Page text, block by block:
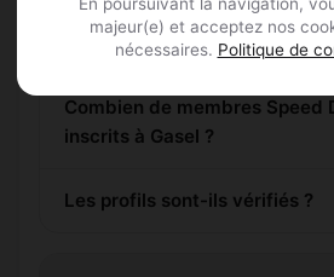
majeur(e) et acceptez nos
nécessaires. Politique de
L'inscription est-elle gratuite ?
Combien de membres Speed
inscrits à Gasel ?
Les profils sont-ils vérifiés ?